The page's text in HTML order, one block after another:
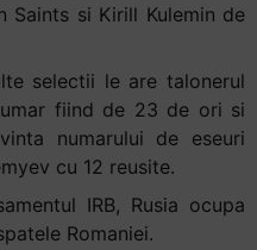
Saints si Kirill Kulemin de
selectii le are talonerul
fiind de 23 de ori si
numarului de eseuri
cu 12 reusite.
IRB, Rusia ocupa
Romaniei.